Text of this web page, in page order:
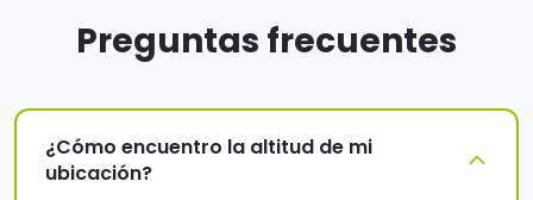
Preguntas frecuentes
¿Cómo encuentro la altitud de mi
ubicación?